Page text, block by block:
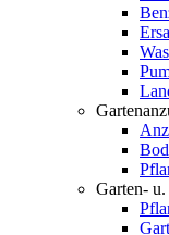
Garten-